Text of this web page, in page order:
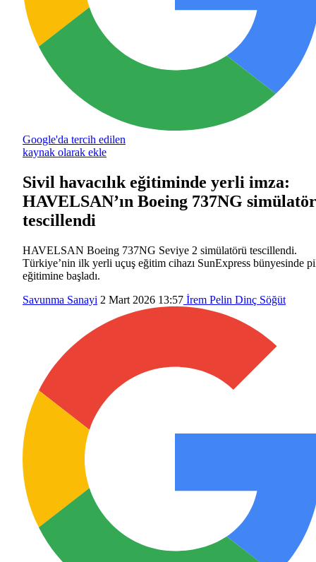
Google'da tercih edilen
kaynak olarak ekle
Sivil havacılık eğitiminde yerli imza:
HAVELSAN’ın Boeing 737NG
tescillendi
HAVELSAN Boeing 737NG Seviye 2 simülatörü tescillendi.
Türkiye’nin ilk yerli uçuş eğitim cihazı SunExpress bünyesinde
eğitimine başladı.
Savunma Sanayi 2 Mart 2026 13:57 İrem Pelin Dinç Söğüt